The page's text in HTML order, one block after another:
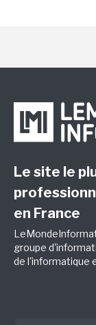
Le site le
en France
groupe
de l'informatique